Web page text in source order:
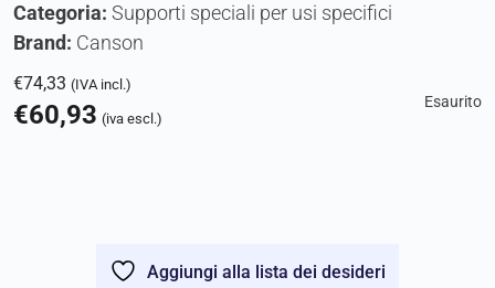
Categoria: Supporti speciali per usi specifici
Brand: Canson
€74,33 (IVA incl.)
€60,93 (iva escl.)
Esaurito
Aggiungi alla lista dei desideri